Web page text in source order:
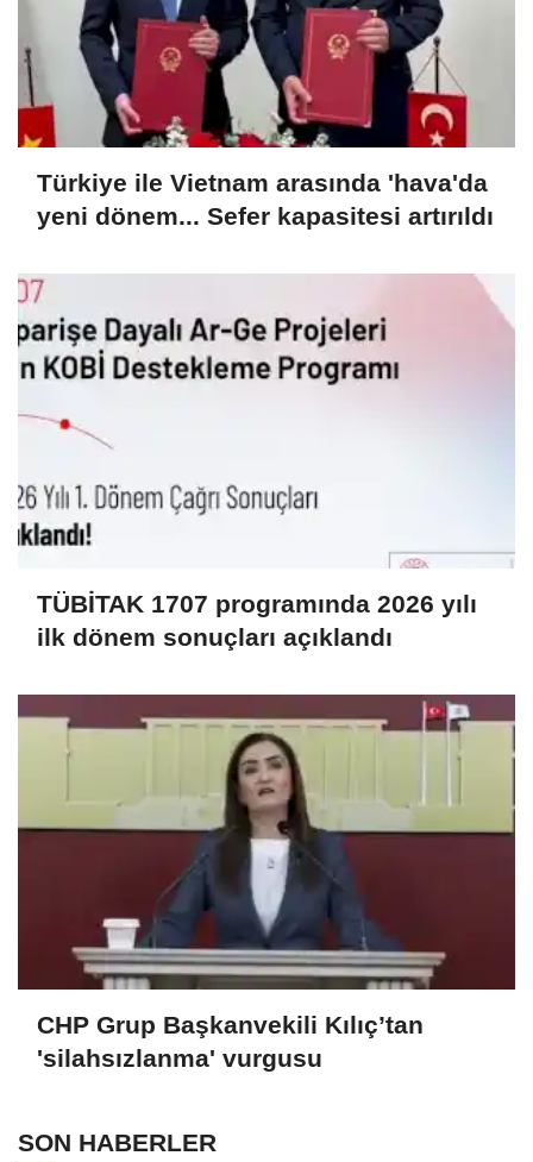
Türkiye ile Vietnam arasında 'hava'da
yeni dönem... Sefer kapasitesi artırıldı
TÜBİTAK 1707 programında 2026 yılı
ilk dönem sonuçları açıklandı
CHP Grup Başkanvekili Kılıç’tan
'silahsızlanma' vurgusu
SON HABERLER